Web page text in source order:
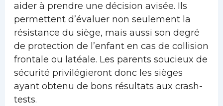
aider à prendre une décision avisée. Ils
permettent d’évaluer non seulement la
résistance du siège, mais aussi son degré
de protection de l’enfant en cas de collision
frontale ou latéale. Les parents soucieux de
sécurité privilégieront donc les sièges
ayant obtenu de bons résultats aux crash-
tests.